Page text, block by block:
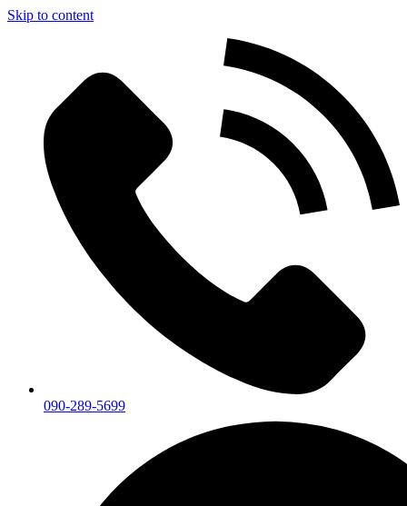
Skip to content
090-289-5699